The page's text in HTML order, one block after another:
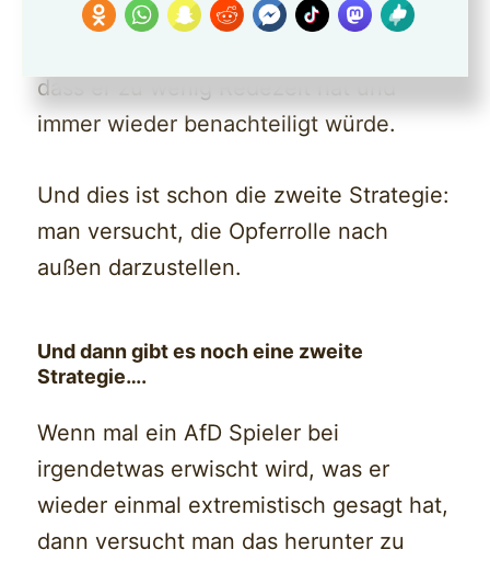
im Gesamtzusammenhang dann erklärt
dass er zu wenig Redezeit hat und
immer wieder benachteiligt würde.
Und dies ist schon die zweite Strategie:
man versucht, die Opferrolle nach
außen darzustellen.
Und dann gibt es noch eine zweite
Strategie….
Wenn mal ein AfD Spieler bei
irgendetwas erwischt wird, was er
wieder einmal extremistisch gesagt hat,
dann versucht man das herunter zu